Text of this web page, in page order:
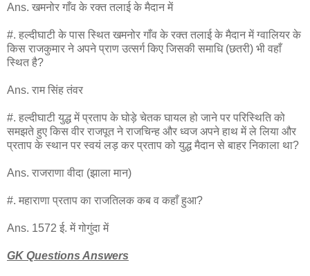
Ans. खमनोर गाँव के रक्त तलाई के मैदान में
#. हल्दीघाटी के पास स्थित खमनोर गाँव के रक्त तलाई के मैदान में ग्वालियर के
किस राजकुमार ने अपने प्राण उत्सर्ग किए जिसकी समाधि (छतरी) भी वहाँ
स्थित है?
Ans. राम सिंह तंवर
#. हल्दीघाटी युद्ध में प्रताप के घोड़े चेतक घायल हो जाने पर परिस्थिति को
समझते हुए किस वीर राजपूत ने राजचिन्ह और ध्वज अपने हाथ में ले लिया और
प्रताप के स्थान पर स्वयं लड़ कर प्रताप को युद्ध मैदान से बाहर निकाला था?
Ans. राजराणा वीदा (झाला मान)
#. महाराणा प्रताप का राजतिलक कब व कहाँ हुआ?
Ans. 1572 ई. में गोगुंदा में
GK Questions Answers